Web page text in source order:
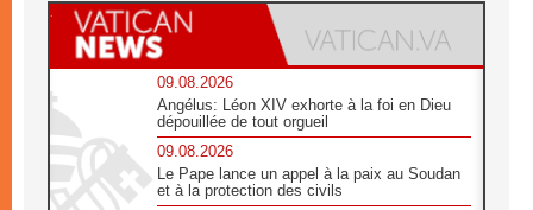
09.08.2026
Angélus: Léon XIV exhorte à la foi en Dieu
dépouillée de tout orgueil
09.08.2026
Le Pape lance un appel à la paix au Soudan
et à la protection des civils